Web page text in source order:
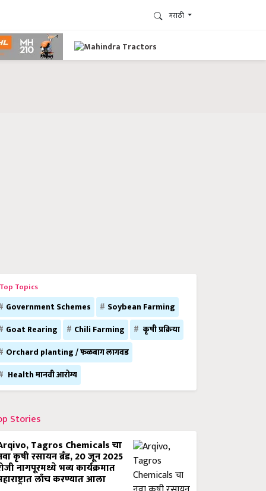
मराठी
Topics
Government Schemes
Soybean Farming
Goat Rearing
Chili Farming
कृषी प्रक्रिया
Orchard planting / फळबाग लागवड
Health मानवी आरोग्य
Stories
Tagros Chemicals चा
कृषी रसायन ब्रँड, 20 जून 2025
नागपूरमध्ये भव्य कार्यक्रमात
लाँच करण्यात आला